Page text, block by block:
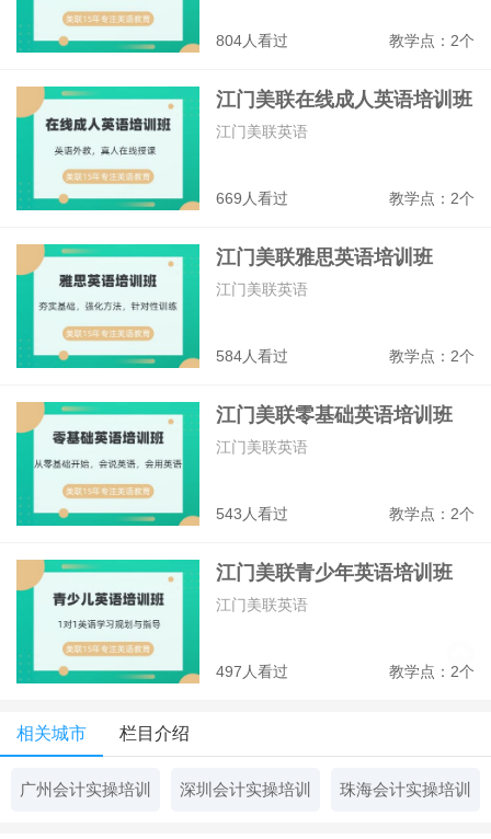
804人看过 教学点：2个
江门美联在线成人英语培训班
669人看过 教学点：2个
江门美联英语
江门美联雅思英语培训班
584人看过 教学点：2个
江门美联英语
江门美联零基础英语培训班
543人看过 教学点：2个
江门美联英语
江门美联青少年英语培训班
497人看过 教学点：2个
江门美联英语
相关城市 栏目介绍
广州会计实操培训 深圳会计实操培训 珠海会计实操培训